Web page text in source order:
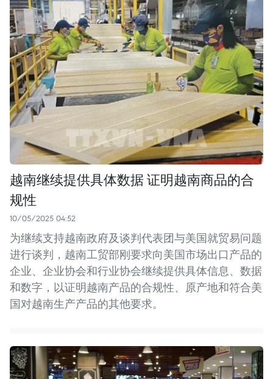
越南继续提供具体数据 证明越南商品的合
规性
10/05/2025 04:52
为继续支持越南政府及谈判代表团与美国就贸易问题
进行谈判，越南工贸部刚要求向美国市场出口产品的
企业、企业协会和行业协会继续提供具体信息、数据
和数字，以证明越南产品的合规性、原产地和符合美
国对越南生产产品的其他要求。